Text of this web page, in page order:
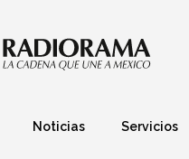
Noticias Servicios